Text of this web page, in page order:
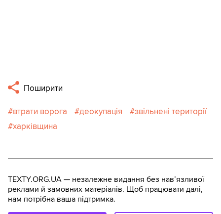
Поширити
втрати ворога деокупація
звільнені території
харківщина
TEXTY.ORG.UA — незалежне видання без навʼязливої
реклами й замовних матеріалів. Щоб працювати далі,
нам потрібна ваша підтримка.